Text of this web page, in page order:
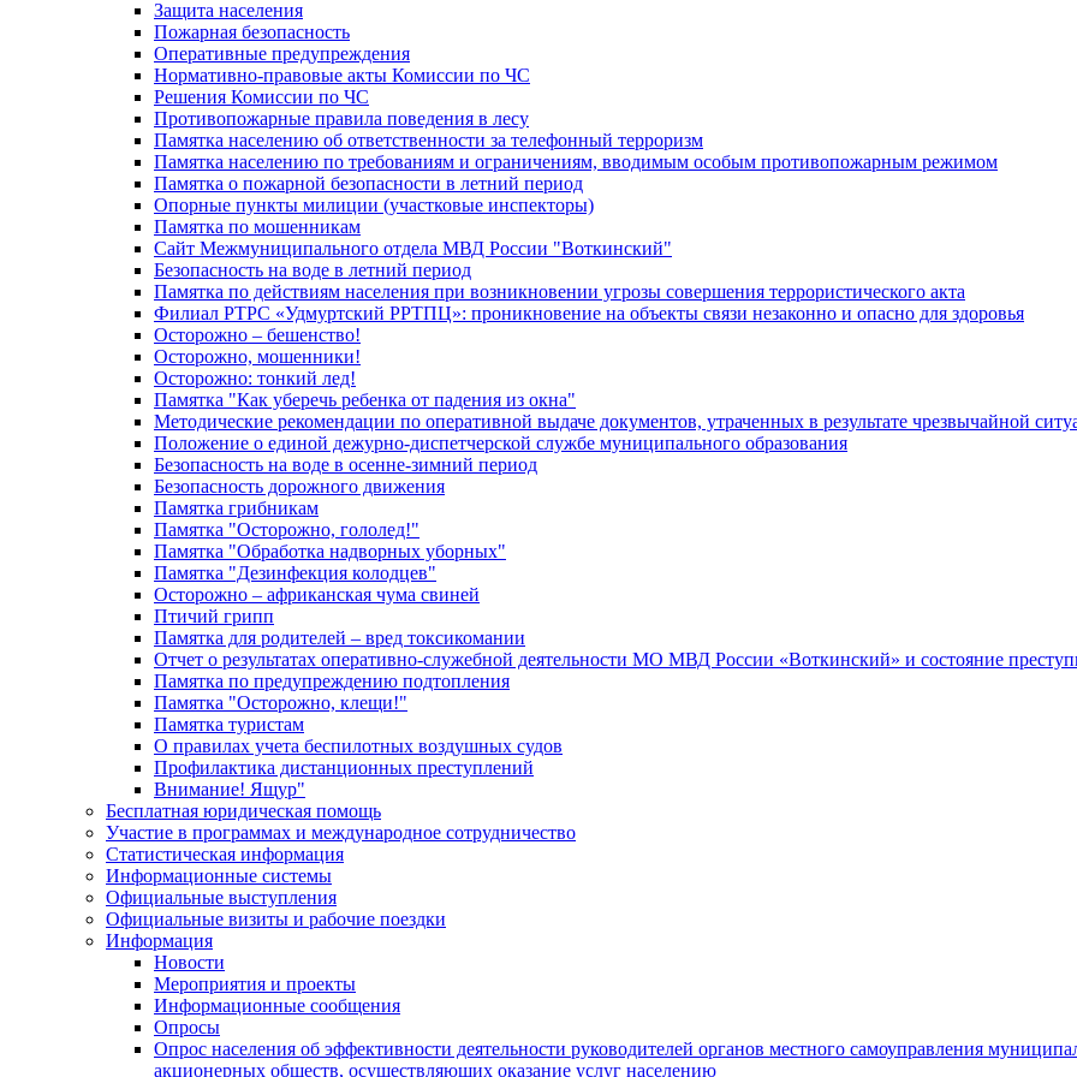
Защита населения
Пожарная безопасность
Оперативные предупреждения
Нормативно-правовые акты Комиссии по ЧС
Решения Комиссии по ЧС
Противопожарные правила поведения в лесу
Памятка населению об ответственности за телефонный терроризм
Памятка населению по требованиям и ограничениям, вводимым особым противопожарным режимом
Памятка о пожарной безопасности в летний период
Опорные пункты милиции (участковые инспекторы)
Памятка по мошенникам
Сайт Межмуниципального отдела МВД России "Воткинский"
Безопасность на воде в летний период
Памятка по действиям населения при возникновении угрозы совершения террористического акта
Филиал РТРС «Удмуртский РРТПЦ»: проникновение на объекты связи незаконно и опасно для здоровья
Осторожно – бешенство!
Осторожно, мошенники!
Осторожно: тонкий лед!
Памятка "Как уберечь ребенка от падения из окна"
Методические рекомендации по оперативной выдаче документов, утраченных в результате чрезвычайной
Положение о единой дежурно-диспетчерской службе муниципального образования
Безопасность на воде в осенне-зимний период
Безопасность дорожного движения
Памятка грибникам
Памятка "Осторожно, гололед!"
Памятка "Обработка надворных уборных"
Памятка "Дезинфекция колодцев"
Осторожно – африканская чума свиней
Птичий грипп
Памятка для родителей – вред токсикомании
Отчет о результатах оперативно-служебной деятельности МО МВД России «Воткинский» и состояние
Памятка по предупреждению подтопления
Памятка "Осторожно, клещи!"
Памятка туристам
О правилах учета беспилотных воздушных судов
Профилактика дистанционных преступлений
Внимание! Ящур"
Бесплатная юридическая помощь
Участие в программах и международное сотрудничество
Статистическая информация
Информационные системы
Официальные выступления
Официальные визиты и рабочие поездки
Информация
Новости
Мероприятия и проекты
Информационные сообщения
Опросы
Опрос населения об эффективности деятельности руководителей органов местного самоуправления
акционерных обществ, осуществляющих оказание услуг населению